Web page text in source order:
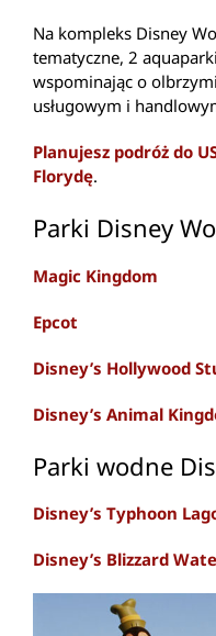
Na kompleks Disney
tematyczne, 2
wspominając o
usługowym i
Planujesz podróż do
Florydę.
Parki Disney
Magic Kingdom
Epcot
Disney’s Hollywood
Disney’s Animal
Parki wodne
Disney’s Typhoon
Disney’s Blizzard